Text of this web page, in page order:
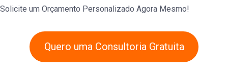
Solicite um Orçamento Personalizado Agora Mesmo!
Quero uma Consultoria Gratuita